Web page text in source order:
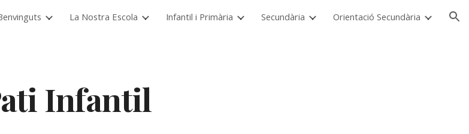
Skip to navigation
La Nostra Escola Infantil i Primària Secundària Orientació Secundària
Infantil